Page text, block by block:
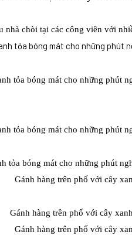
nhà chòi tại các công viên với
tỏa bóng mát cho những phút
Gánh hàng trên phố với cây